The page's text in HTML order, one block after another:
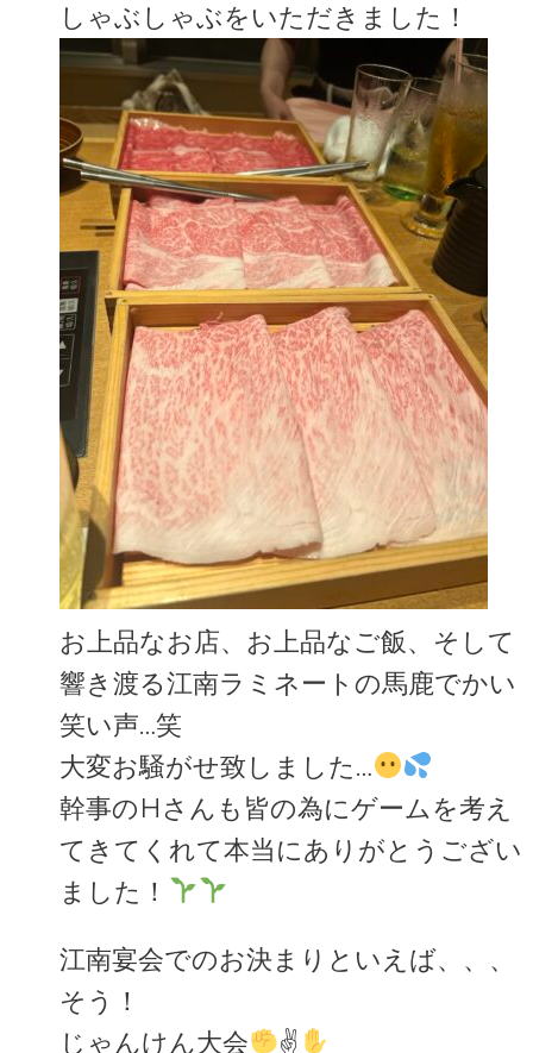
しゃぶしゃぶをいただきました！
お上品なお店、お上品なご飯、そして
響き渡る江南ラミネートの馬鹿でかい
笑い声…笑
大変お騒がせ致しました…
幹事のHさんも皆の為にゲームを考え
てきてくれて本当にありがとうござい
ました！
江南宴会でのお決まりといえば、、、
そう！
じゃんけん大会
✌